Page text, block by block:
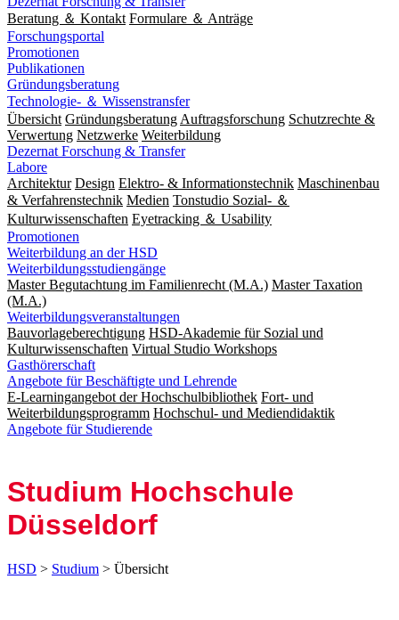
Beratung ＆ Kontakt Formulare ＆ Anträge
Forschungsportal
Promotionen
Publikationen
Gründungsberatung
Technologie- ＆ Wissenstransfer
Übersicht Gründungsberatung Auftragsforschung Schutzrechte &
Verwertung Netzwerke Weiterbildung
Dezernat Forschung & Transfer
Labore
Architektur Design Elektro- & Informationstechnik Maschinenbau
& Verfahrenstechnik Medien Tonstudio Sozial- ＆
Kulturwissenschaften Eyetracking ＆ Usability
Promotionen
Weiterbildung an der HSD
Weiterbildungsstudiengänge
Master Begutachtung im Familienrecht (M.A.) Master Taxation
(M.A.)
Weiterbildungsveranstaltungen
Bauvorlageberechtigung HSD-Akademie für Sozial und
Kulturwissenschaften Virtual Studio Workshops
Gasthörerschaft
Angebote für Beschäftigte und Lehrende
E-Learningangebot der Hochschulbibliothek Fort- und
Weiterbildungsprogramm Hochschul- und Mediendidaktik
Angebote für Studierende
Studium Hoch­schule
Düssel­dorf
HSD > Studium > Übersicht